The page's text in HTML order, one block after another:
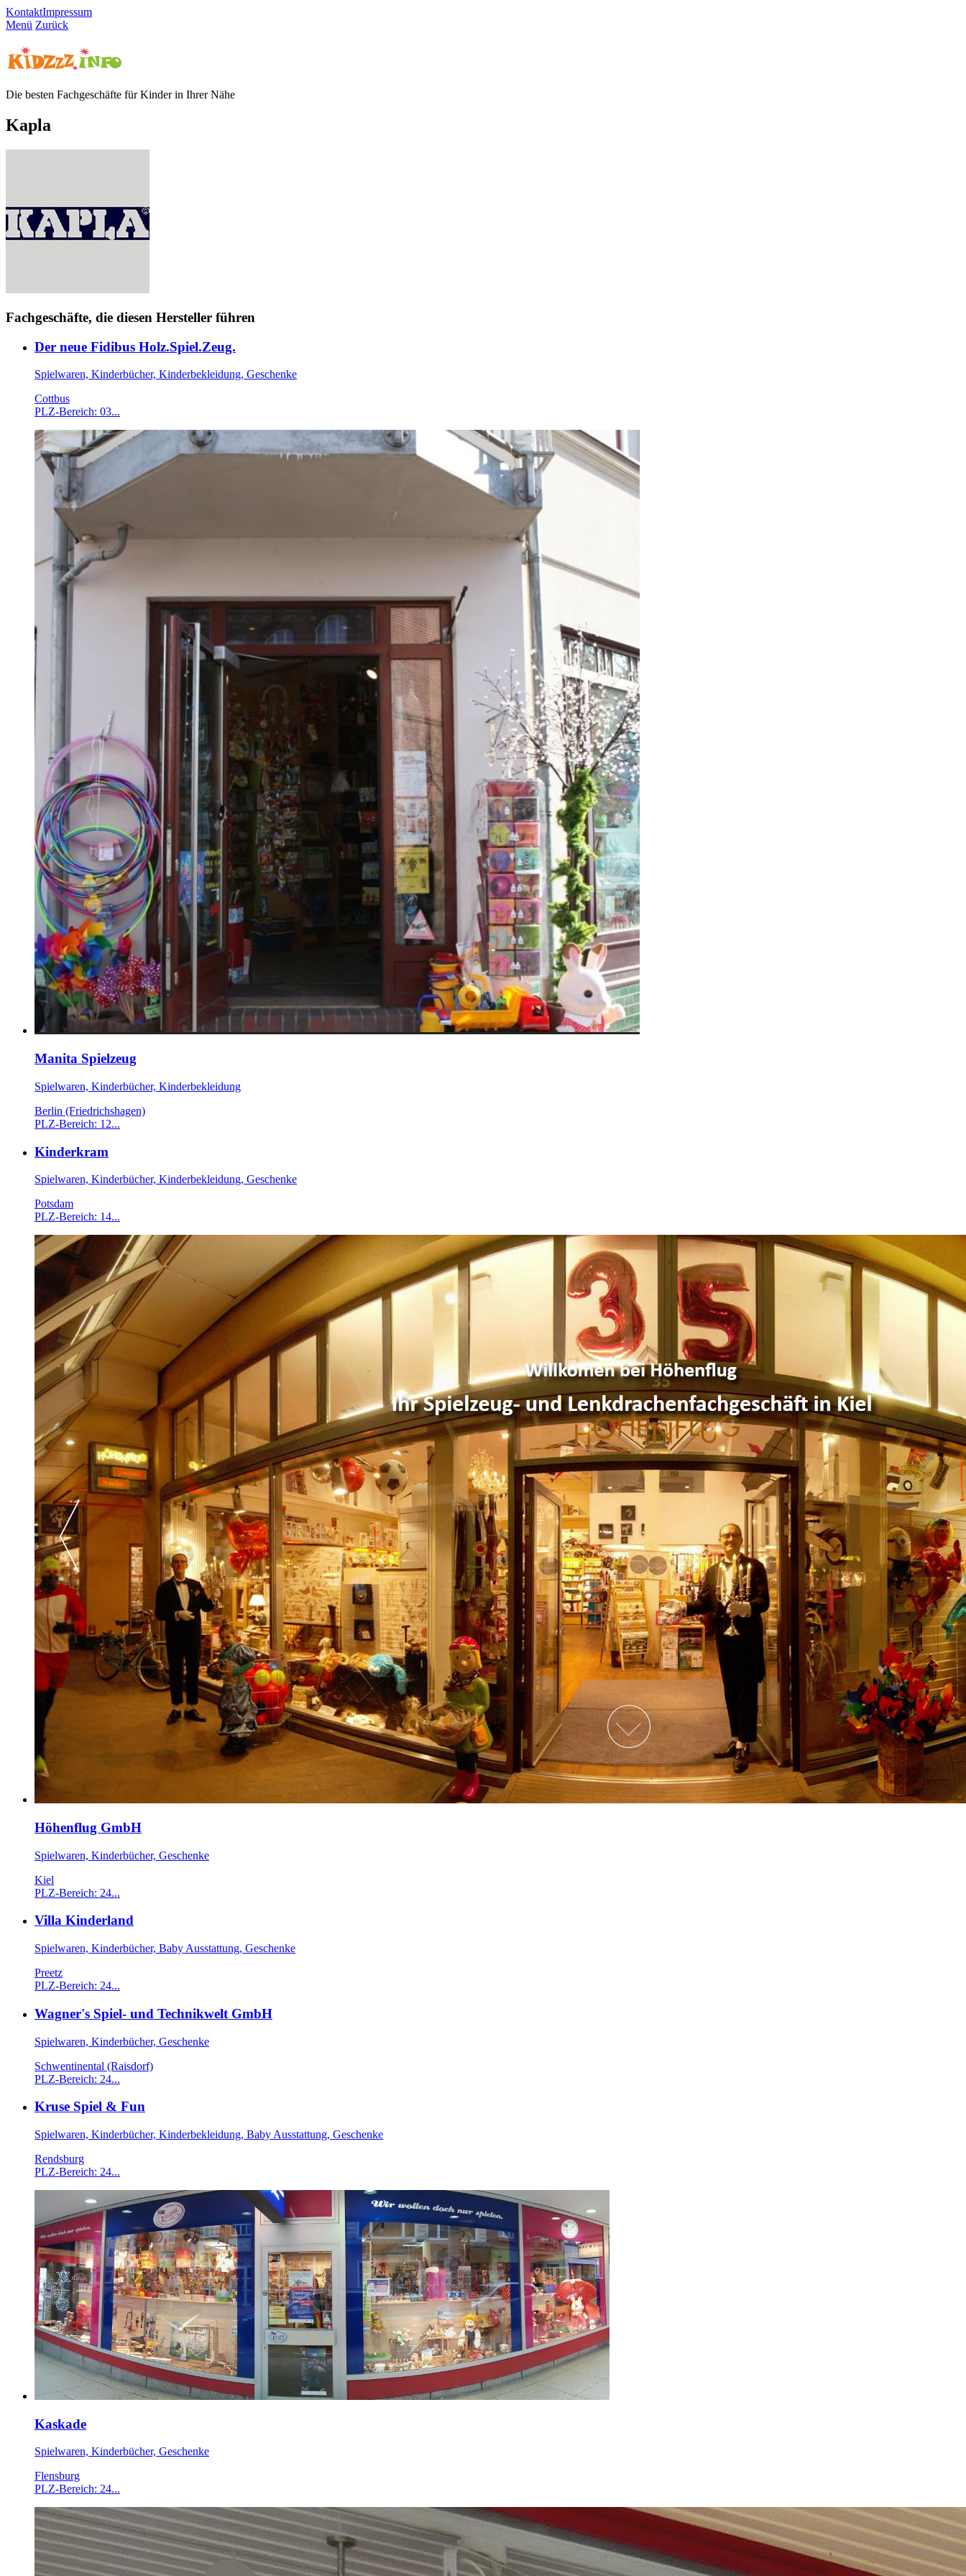
KontaktImpressum
Menü Zurück
Die besten Fachgeschäfte für Kinder in Ihrer Nähe
Kapla
Fachgeschäfte, die diesen Hersteller führen
Der neue Fidibus Holz.Spiel.Zeug.
Spielwaren, Kinderbücher, Kinderbekleidung, Geschenke
Cottbus
PLZ-Bereich: 03...
Manita Spielzeug
Spielwaren, Kinderbücher, Kinderbekleidung
Berlin (Friedrichshagen)
PLZ-Bereich: 12...
Kinderkram
Spielwaren, Kinderbücher, Kinderbekleidung, Geschenke
Potsdam
PLZ-Bereich: 14...
Höhenflug GmbH
Spielwaren, Kinderbücher, Geschenke
Kiel
PLZ-Bereich: 24...
Villa Kinderland
Spielwaren, Kinderbücher, Baby Ausstattung, Geschenke
Preetz
PLZ-Bereich: 24...
Wagner's Spiel- und Technikwelt GmbH
Spielwaren, Kinderbücher, Geschenke
Schwentinental (Raisdorf)
PLZ-Bereich: 24...
Kruse Spiel & Fun
Spielwaren, Kinderbücher, Kinderbekleidung, Baby Ausstattung, Geschenke
Rendsburg
PLZ-Bereich: 24...
Kaskade
Spielwaren, Kinderbücher, Geschenke
Flensburg
PLZ-Bereich: 24...